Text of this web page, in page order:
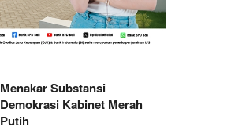
Menakar Substansi
Demokrasi Kabinet Merah
Putih